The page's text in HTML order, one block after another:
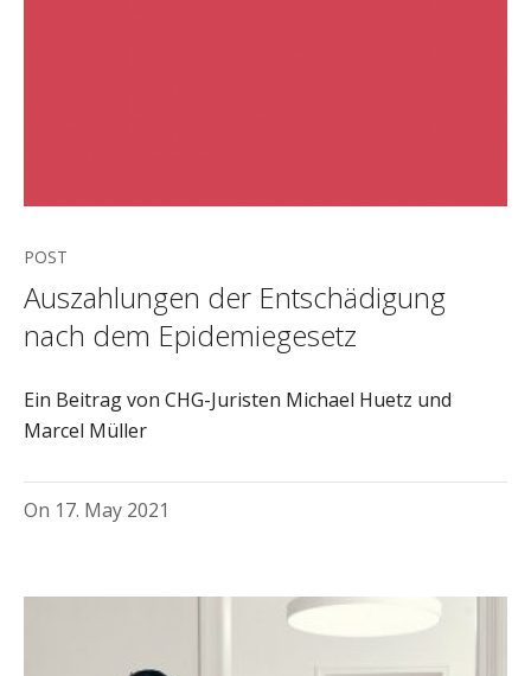
POST
Auszahlungen der Entschädigung
nach dem Epidemiegesetz
Ein Beitrag von CHG-Juristen Michael Huetz und
Marcel Müller
On 17. May 2021